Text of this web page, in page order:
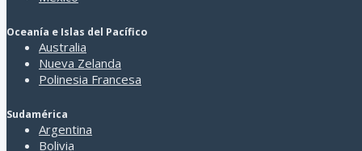
Oceanía e Islas del Pacífico
Australia
Nueva Zelanda
Polinesia Francesa
Sudamérica
Argentina
Bolivia